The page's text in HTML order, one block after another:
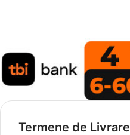
Termene de Livrare